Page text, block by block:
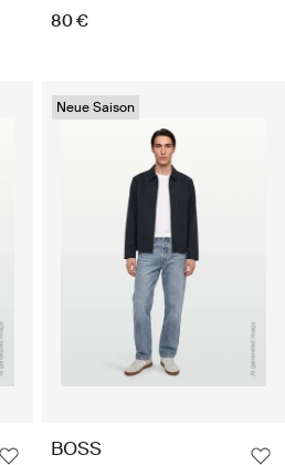
80 €
Neue Saison
BOSS